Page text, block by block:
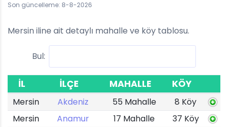
Son güncelleme: 8-8-2026
Mersin iline ait detaylı mahalle ve köy tablosu.
Bul:
İL İLÇE MAHALLE KÖY
Mersin Akdeniz 55 Mahalle
8 Köy
Mersin
Anamur 17 Mahalle
37 Köy